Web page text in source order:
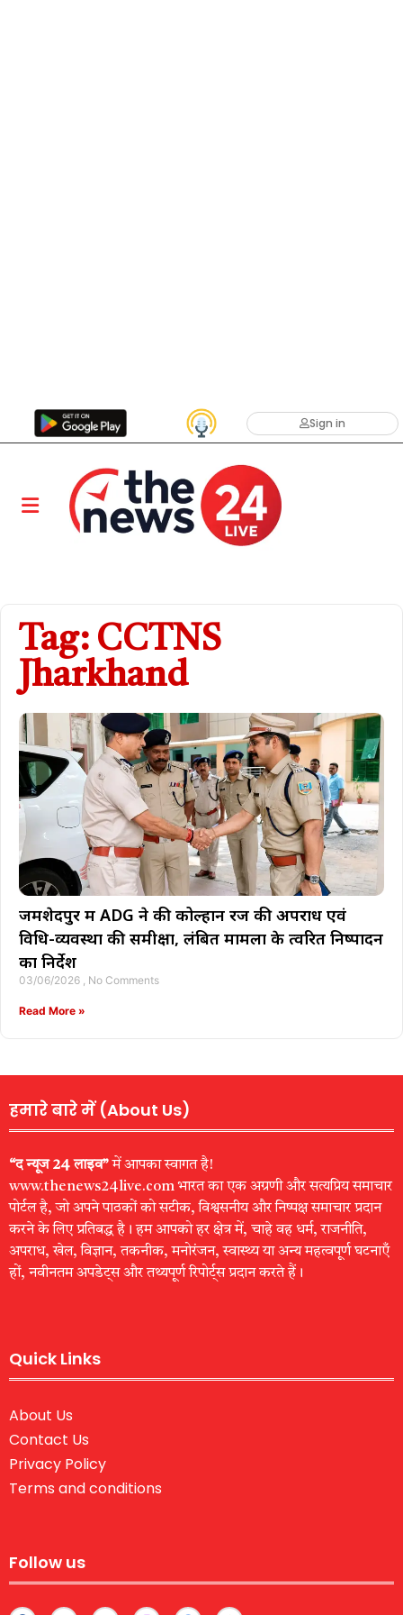
Sign in
Tag: CCTNS
Jharkhand
जमशेदपुर में ADG ने की कोल्हान रेंज की अपराध एवं
विधि-व्यवस्था की समीक्षा, लंबित मामलों के त्वरित निष्पादन
का निर्देश
03/06/2026 No Comments
Read More »
हमारे बारे में (About Us)
“द न्यूज 24 लाइव”में आपका स्वागत है!
www.thenews24live.com भारत का एक अग्रणी और सत्यप्रिय समाचार
पोर्टल है, जो अपने पाठकों को सटीक, विश्वसनीय और निष्पक्ष समाचार प्रदान
करने के लिए प्रतिबद्ध है। हम आपको हर क्षेत्र में, चाहे वह धर्म, राजनीति,
अपराध, खेल, विज्ञान, तकनीक, मनोरंजन, स्वास्थ्य या अन्य महत्वपूर्ण घटनाएँ
हों, नवीनतम अपडेट्स और तथ्यपूर्ण रिपोर्ट्स प्रदान करते हैं।
Quick Links
About Us
Contact Us
Privacy Policy
Terms and conditions
Follow us